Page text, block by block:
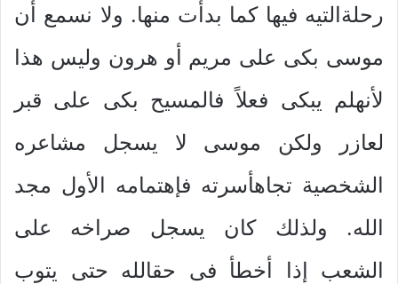
رحلةالتيه فيها كما بدأت منها. ولا نسمع أن
موسى بكى على مريم أو هرون وليس هذا
لأنهلم يبكى فعلاً فالمسيح بكى على قبر
لعازر ولكن موسى لا يسجل مشاعره
الشخصية تجاهأسرته فإهتمامه الأول مجد
الله. ولذلك كان يسجل صراخه على
الشعب إذا أخطأ فى حقالله حتى يتوب